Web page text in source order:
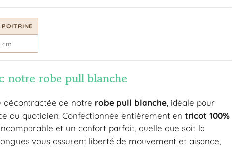
cm
notre robe pull blanche
décontractée de notre robe pull blanche, idéale pour
au quotidien. Confectionnée entièrement en tricot 100%
et un confort parfait, quelle que soit la
vous assurent liberté de mouvement et aisance,